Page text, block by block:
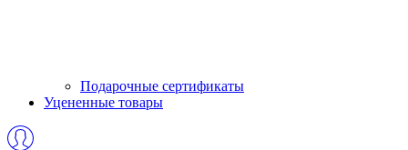
Подарочные сертификаты
Уцененные товары